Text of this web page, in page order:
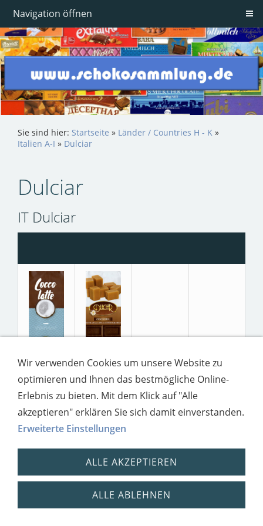
Navigation öffnen
Sie sind hier: Startseite » Länder / Countries H - K »
Italien A-I » Dulciar
Dulciar
IT Dulciar
Impressum Datenschutz
Wir verwenden Cookies um unsere Website zu
optimieren und Ihnen das bestmögliche Online-
Erlebnis zu bieten. Mit dem Klick auf "Alle
akzeptieren" erklären Sie sich damit einverstanden.
Erweiterte Einstellungen
ALLE AKZEPTIEREN
ALLE ABLEHNEN